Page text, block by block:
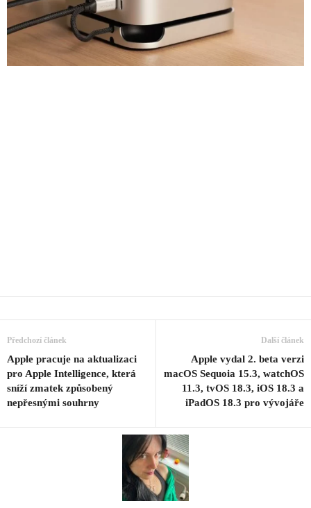
Předchozí článek
Apple pracuje na aktualizaci
pro Apple Intelligence, která
sníží zmatek způsobený
nepřesnými souhrny
Další článek
Apple vydal 2. beta verzi
macOS Sequoia 15.3, watchOS
11.3, tvOS 18.3, iOS 18.3 a
iPadOS 18.3 pro vývojáře